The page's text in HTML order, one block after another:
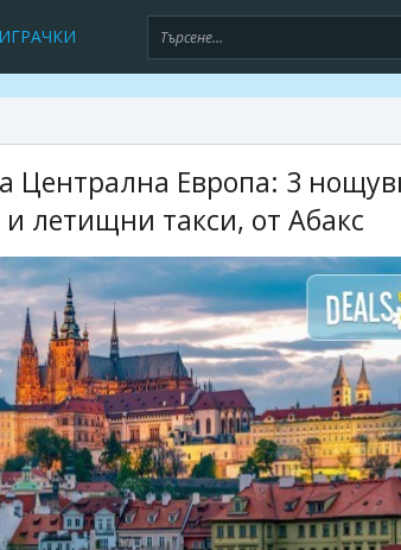
ИГРАЧКИ
Централна Европа: 3
летищни такси, от Абакс